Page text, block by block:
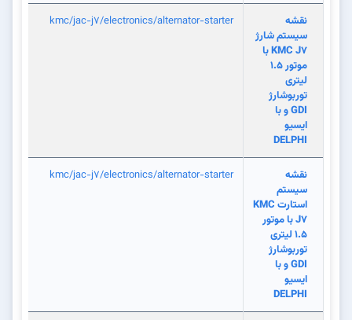
نقشه
سیستم شارژ
KMC J7 با
موتور 1.5
لیتری
توربوشارژ
GDI و با
ایسیو
DELPHI
kmc/jac-j7/electronics/alternator-starter
نقشه
سیستم
استارت KMC
J7 با موتور
1.5 لیتری
توربوشارژ
GDI و با
ایسیو
DELPHI
kmc/jac-j7/electronics/alternator-starter